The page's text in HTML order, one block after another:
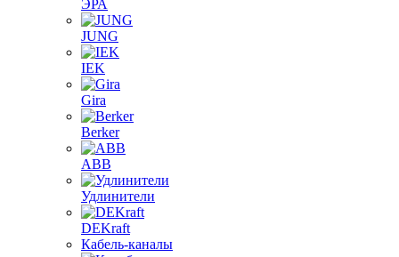
ЭРА
JUNG
IEK
Gira
Berker
ABB
Удлинители
DEKraft
Кабель-каналы